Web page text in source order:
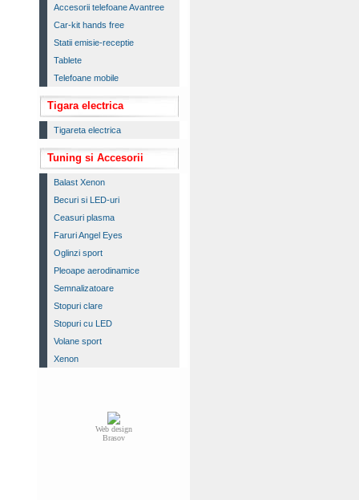
Accesorii telefoane Avantree
Car-kit hands free
Statii emisie-receptie
Tablete
Telefoane mobile
Tigara electrica
Tigareta electrica
Tuning si Accesorii
Balast Xenon
Becuri si LED-uri
Ceasuri plasma
Faruri Angel Eyes
Oglinzi sport
Pleoape aerodinamice
Semnalizatoare
Stopuri clare
Stopuri cu LED
Volane sport
Xenon
Web design
Brasov